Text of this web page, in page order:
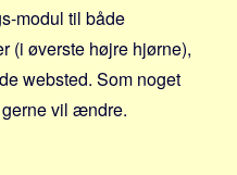
modul til både
(i øverste højre hjørne),
websted. Som noget
gerne vil ændre.